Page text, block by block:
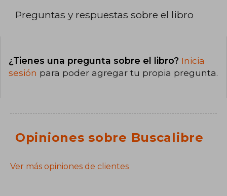
Preguntas y respuestas sobre el libro
¿Tienes una pregunta sobre el libro? Inicia
sesión para poder agregar tu propia pregunta.
Opiniones sobre Buscalibre
Ver más opiniones de clientes